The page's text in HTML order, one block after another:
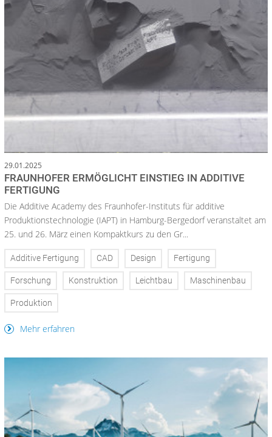
29.01.2025
FRAUNHOFER ERMÖGLICHT EINSTIEG IN ADDITIVE
FERTIGUNG
Die Additive Academy des Fraunhofer-Instituts für additive
Produktionstechnologie (IAPT) in Hamburg-Bergedorf veranstaltet am
25. und 26. März einen Kompaktkurs zu den Gr...
Additive Fertigung CAD Design Fertigung
Forschung Konstruktion Leichtbau Maschinenbau
Produktion
Mehr erfahren